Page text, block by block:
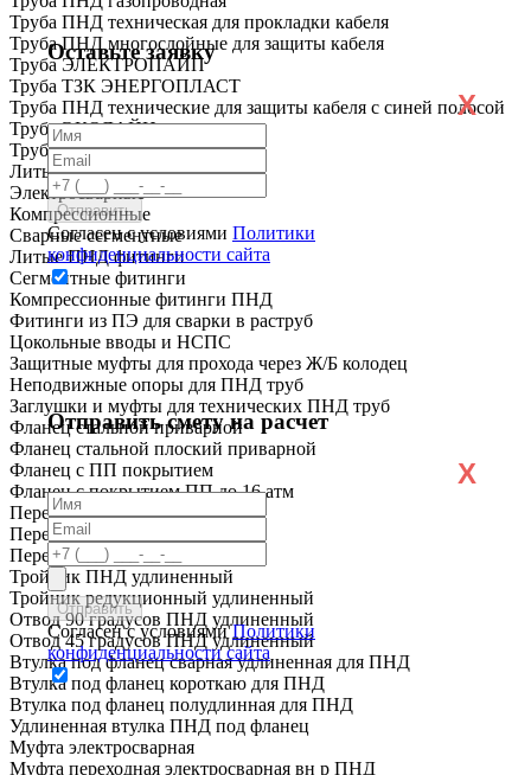
Труба ПНД техническая для прокладки кабеля
Труба ПНД многослойные для защиты кабеля
Труба ЭЛЕКТРОПАЙП
Труба ТЗК ЭНЕРГОПЛАСТ
Труба ПНД технические для защиты кабеля с синей полосой
Труба ЭКОЛАЙН
Труба ГОСТ Р МЭК
Литые
Электросварные
Компрессионные
Сварные сегментные
Литые ПНД фитинги
Сегментные фитинги
Компрессионные фитинги ПНД
Фитинги из ПЭ для сварки в раструб
Цокольные вводы и НСПС
Защитные муфты для прохода через Ж/Б колодец
Неподвижные опоры для ПНД труб
Заглушки и муфты для технических ПНД труб
Фланец стальной приварной
Фланец стальной плоский приварной
Фланец с ПП покрытием
Фланец с покрытием ПП до 16 атм
Переход ПНД короткий
Переход ПНД удлиненный
Переход ПЭ сталь
Тройник ПНД удлиненный
Тройник редукционный удлиненный
Отвод 90 градусов ПНД удлиненный
Отвод 45 градусов ПНД удлиненный
Втулка под фланец сварная удлиненная для ПНД
Втулка под фланец короткаю для ПНД
Втулка под фланец полудлинная для ПНД
Удлиненная втулка ПНД под фланец
Муфта электросварная
Муфта переходная электросварная вн р ПНД
Оставьте заявку
X
Согласен с условиями Политики
конфиденциальности сайта
Отправить смету на расчет
X
Согласен с условиямиПолитики
конфиденциальности сайта